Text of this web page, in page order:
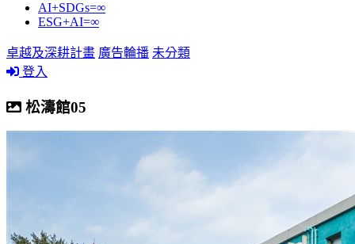
AI+SDGs=∞
ESG+AI=∞
卓越及深耕計畫 廣告輪播 未分類
登入
松濤館05